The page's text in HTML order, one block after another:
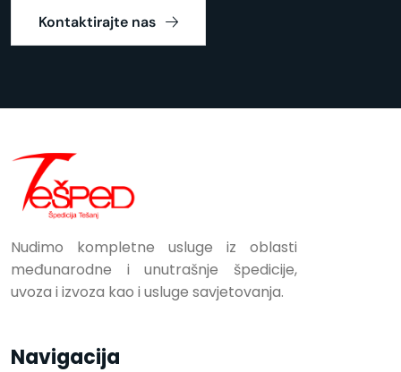
Kontaktirajte nas
Nudimo kompletne usluge iz oblasti
međunarodne i unutrašnje špedicije,
uvoza i izvoza kao i usluge savjetovanja.
Navigacija